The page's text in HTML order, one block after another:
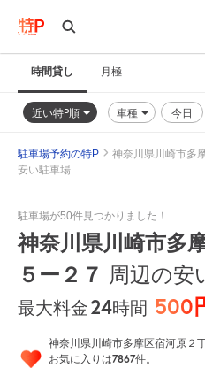
時間貸し 月極
近い特P順 車種 今日
駐車場予約の特P
神奈川県川崎市多
安い駐車場
駐車場が50件見つかりました！
神奈川県川崎市多
５ー２７ 周辺の安
最大料金24時間 500
神奈川県川崎市多摩区宿河原２
お気に入りは7867件。